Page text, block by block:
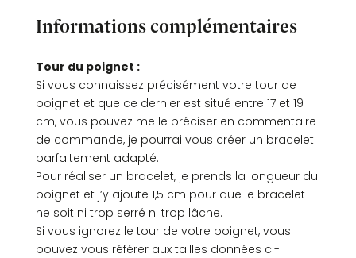
Informations complémentaires
Tour du poignet :
Si vous connaissez précisément votre tour de
poignet et que ce dernier est situé entre 17 et 19
cm, vous pouvez me le préciser en commentaire
de commande, je pourrai vous créer un bracelet
parfaitement adapté.
Pour réaliser un bracelet, je prends la longueur du
poignet et j’y ajoute 1,5 cm pour que le bracelet
ne soit ni trop serré ni trop lâche.
Si vous ignorez le tour de votre poignet, vous
pouvez vous référer aux tailles données ci-